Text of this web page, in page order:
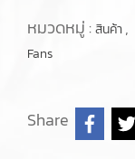
หมวดหมู่ :สินค้า,
Fans
Share